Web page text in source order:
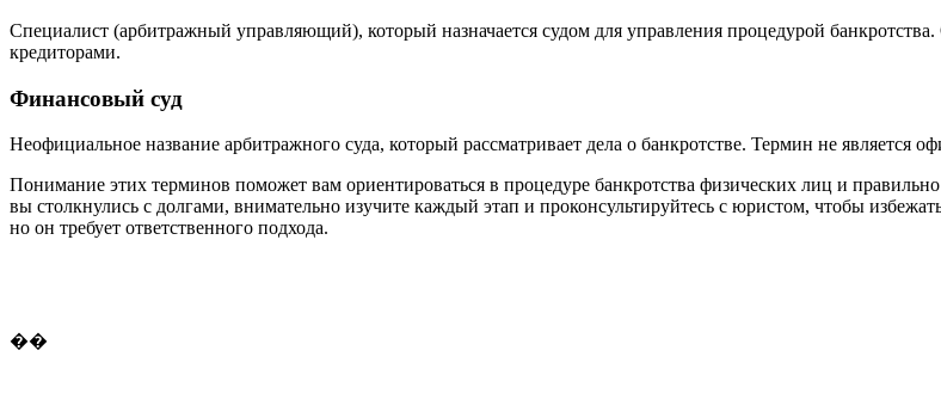
Специалист (арбитражный управляющий), который назначается судом для управления процедурой
кредиторами.
Финансовый суд
Неофициальное название арбитражного суда, который рассматривает дела о банкротстве. Термин не является
Понимание этих терминов поможет вам ориентироваться в процедуре банкротства физических лиц и
вы столкнулись с долгами, внимательно изучите каждый этап и проконсультируйтесь с юристом, чтобы
но он требует ответственного подхода.
��